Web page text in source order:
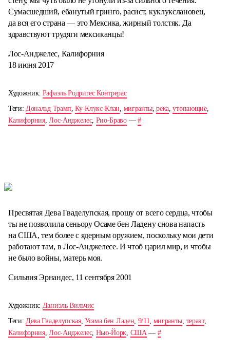
Сумасшедший, ебанутый гринго, расист, куклукслановец,
да вся его страна — это Мексика, жирный толстяк. Да
здравствуют трудяги мексиканцы!
Лос-Анджелес, Калифорния
18 июня 2017
Художник: Рафаэль Родригес Контрерас
Теги:Дональд Трамп,Ку-Клукс-Клан, мигранты,река,утопающие,
Калифорния,Лос-Анджелес, Рио-Браво— #
Пресвятая Дева Гваделупская, прошу от всего сердца, чтобы
ты не позволила сеньору Осаме бен Ладену снова напасть
на США, тем более с ядерным оружием, поскольку мои дети
работают там, в Лос-Анджелесе. И чтоб царил мир, и чтобы
не было войны, матерь моя.
Сильвия Эрнандес, 11 сентября 2001
Художник: Даниэль Вильчис
Теги: Дева Гваделупская,Усама бен Ладен 9/11 мигранты теракт,
Калифорния,Лос-Анджелес, Нью-Йорк США — #